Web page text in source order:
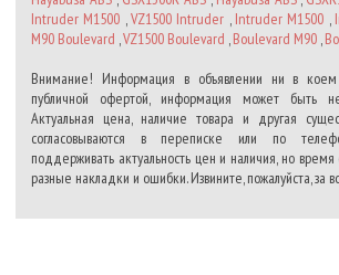
Intruder M1500 ,VZ1500 Intruder , Intruder M1500 ,
M90 Boulevard ,VZ1500 Boulevard ,Boulevard M90 ,
Внимание! Информация в объявлении ни в коем
публичной офертой, информация может быть
Актуальная цена, наличие товара и другая
согласовываются в переписке или по
поддерживать актуальность цен и наличия, но
разные накладки и ошибки. Извините, пожалуйста, за